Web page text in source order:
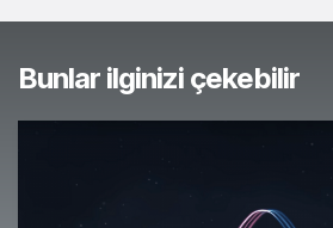
Bunlar ilginizi çekebilir